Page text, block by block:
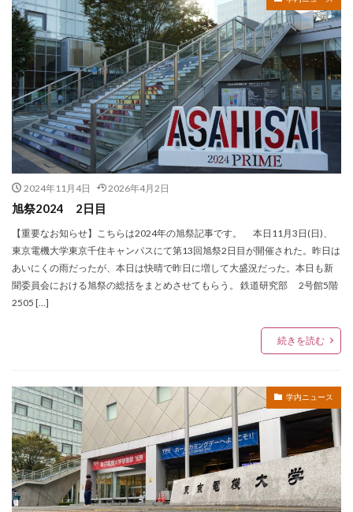
2024年11月4日 2026年4月2日
旭祭2024 2日目
【重要なお知らせ】こちらは2024年の旭祭記事です。 本日11月3日(日)、
東京電機大学東京千住キャンパスにて第13回旭祭2日目が開催された。昨日は
あいにくの雨だったが、本日は快晴で昨日に増して大盛況だった。本日も新
聞委員会における旭祭の総括をまとめさせてもらう。 鉄道研究部 2号館5階
2505 […]
続きを読む
学内ニュース